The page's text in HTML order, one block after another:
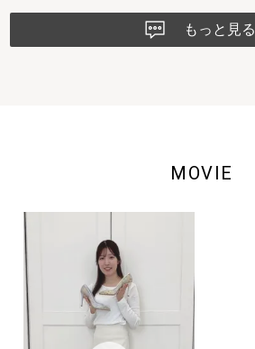
もっと見る
MOVIE